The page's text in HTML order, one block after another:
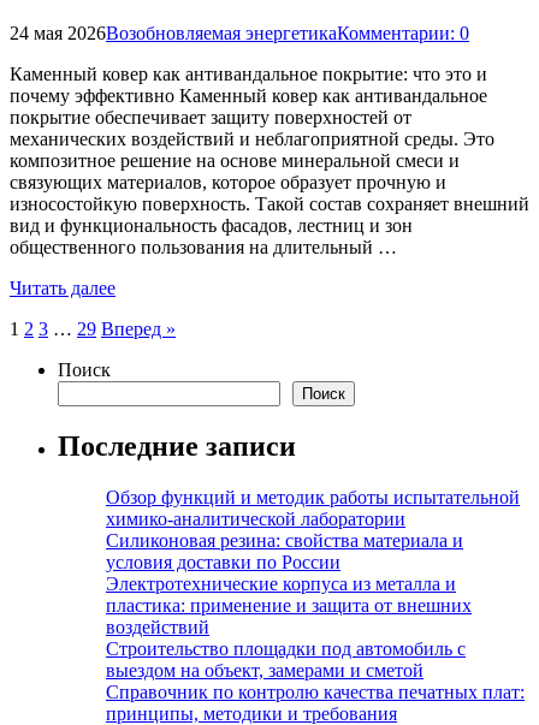
24 мая 2026Возобновляемая энергетикаКомментарии: 0
Каменный ковер как антивандальное покрытие: что это и
почему эффективно Каменный ковер как антивандальное
покрытие обеспечивает защиту поверхностей от
механических воздействий и неблагоприятной среды. Это
композитное решение на основе минеральной смеси и
связующих материалов, которое образует прочную и
износостойкую поверхность. Такой состав сохраняет внешний
вид и функциональность фасадов, лестниц и зон
общественного пользования на длительный …
Читать далее
Пагинация
записей
1 2 3 … 29 Вперед »
Поиск
Поиск
Последние записи
Обзор функций и методик работы испытательной
химико-аналитической лаборатории
Силиконовая резина: свойства материала и
условия доставки по России
Электротехнические корпуса из металла и
пластика: применение и защита от внешних
воздействий
Строительство площадки под автомобиль с
выездом на объект, замерами и сметой
Справочник по контролю качества печатных плат:
принципы, методики и требования